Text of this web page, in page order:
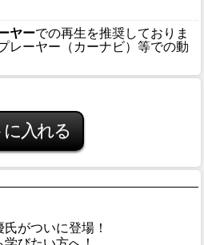
ヤーでの再生を推奨しておりま
レーヤー（カーナビ）等での動
がついに登場！